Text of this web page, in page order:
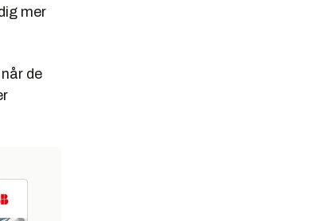
mer
de